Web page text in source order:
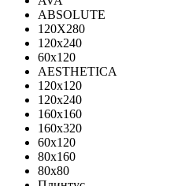
ABSOLUTE
120X280
120х240
60х120
AESTHETICA
120x120
120x240
160x160
160x320
60x120
80x160
80x80